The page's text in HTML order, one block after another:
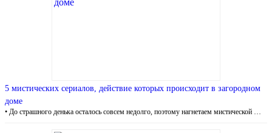
5 мистических сериалов, действие которых происходит в загородном
доме
• До страшного денька осталось совсем недолго, поэтому нагнетаем мистической …